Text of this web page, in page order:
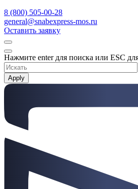
8 (800) 505-00-28
general@snabexpress-mos.ru
Оставить заявку
Нажмите enter для поиска или ESC
Apply